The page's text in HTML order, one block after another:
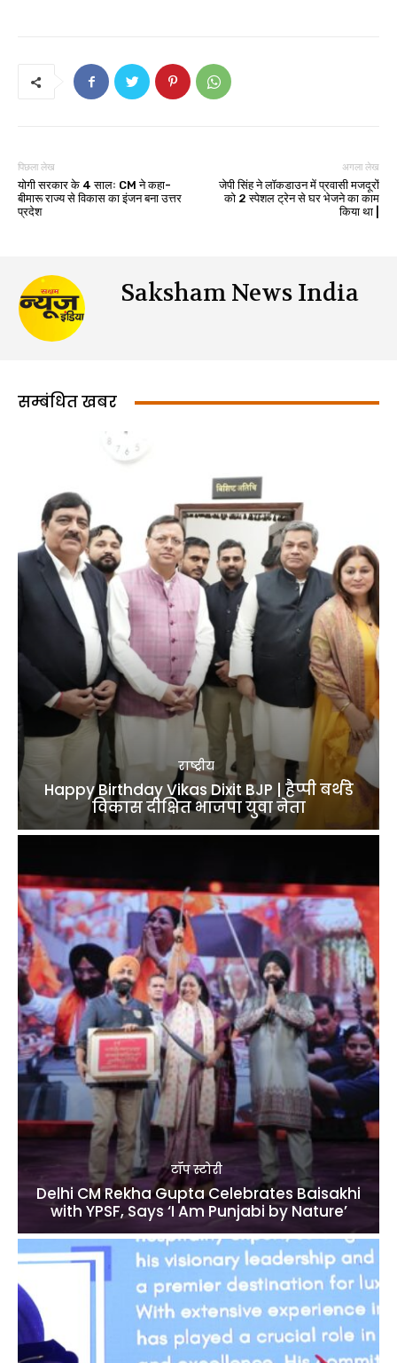
पिछला लेख
योगी सरकार के 4 सालः CM ने कहा-
बीमारू राज्य से विकास का इंजन बना उत्तर
प्रदेश
अगला लेख
जेपी सिंह ने लॉकडाउन में प्रवासी मजदूरों
को 2 स्पेशल ट्रेन से घर भेजने का काम
किया था |
Saksham News India
सम्बंधित खबर
राष्ट्रीय
Happy Birthday Vikas Dixit BJP | हैप्पी बर्थडे
विकास दीक्षित भाजपा युवा नेता
टॉप स्टोरी
Delhi CM Rekha Gupta Celebrates Baisakhi
with YPSF, Says ‘I Am Punjabi by Nature’